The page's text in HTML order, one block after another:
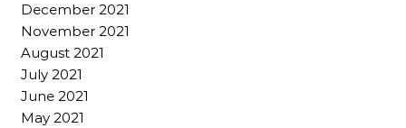
December 2021
November 2021
August 2021
July 2021
June 2021
May 2021